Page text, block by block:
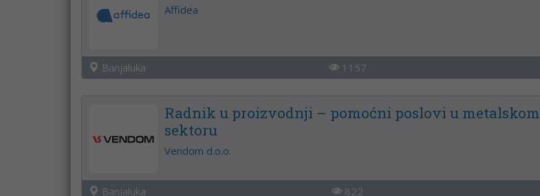
Affidea
Banjaluka 1157
Radnik u proizvodnji – pomoćni poslovi u metalskom
sektoru
Vendom d.o.o.
Banjaluka 822